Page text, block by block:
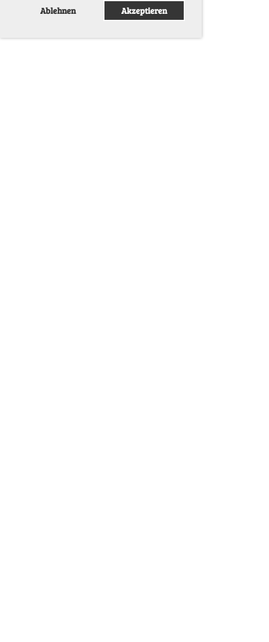
Ablehnen Akzeptieren